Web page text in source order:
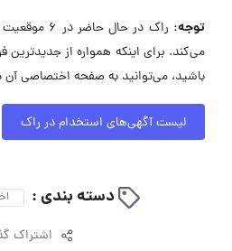
توجه:
راک در حال
می‌کند. برای اینکه همواره از
باشید، می‌توانید به صفحه اختصاصی آن
لیست آگهی‌های استخدام در راک
دسته بندی :
اشتراک